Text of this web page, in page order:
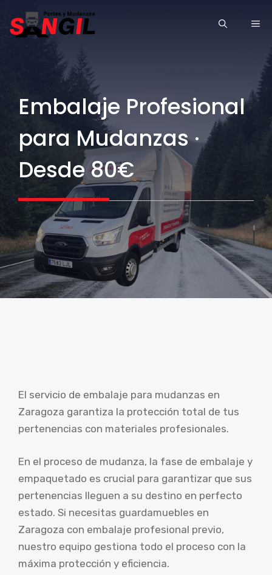
Embalaje Profesional
para Mudanzas ·
Desde 80€
El servicio de embalaje para mudanzas en
Zaragoza garantiza la protección total de tus
pertenencias con materiales profesionales.
En el proceso de mudanza, la fase de embalaje y
empaquetado es crucial para garantizar que sus
pertenencias lleguen a su destino en perfecto
estado. Si necesitas guardamuebles en
Zaragoza con embalaje profesional previo,
nuestro equipo gestiona todo el proceso con la
máxima protección y eficiencia.